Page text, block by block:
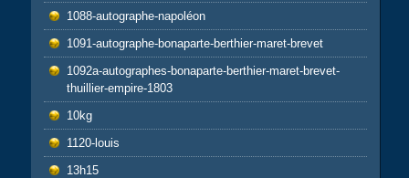
1088-autographe-napoléon
1091-autographe-bonaparte-berthier-maret-brevet
1092a-autographes-bonaparte-berthier-maret-brevet-
thuillier-empire-1803
10kg
1120-louis
13h15